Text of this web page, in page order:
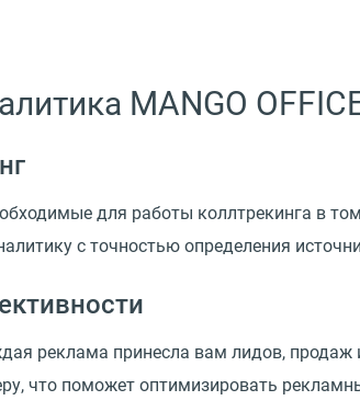
MANGO
для работы коллтрекинга в
с точностью определения
реклама принесла вам лидов,
что поможет оптимизировать